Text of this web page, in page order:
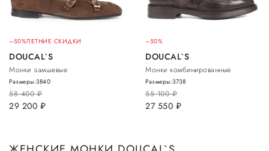
–50%ЛЕТНИЕ СКИДКИ
DOUCAL`S
Монки замшевые
58 400руб.
29 200 руб.
Размеры:3840
–50%
DOUCAL`S
Монки комбинированные
55 100руб.
27 550 руб.
Размеры:3738